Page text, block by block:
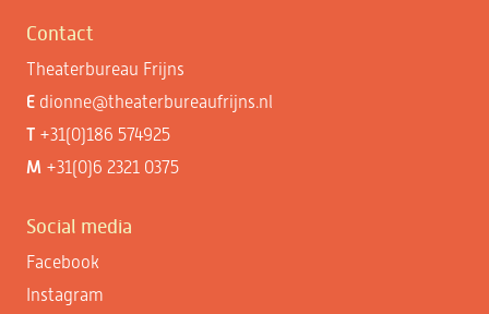
Contact
Theaterbureau Frijns
E dionne@theaterbureaufrijns.nl
T +31(0)186 574925
M +31(0)6 2321 0375
Social media
Facebook
Instagram